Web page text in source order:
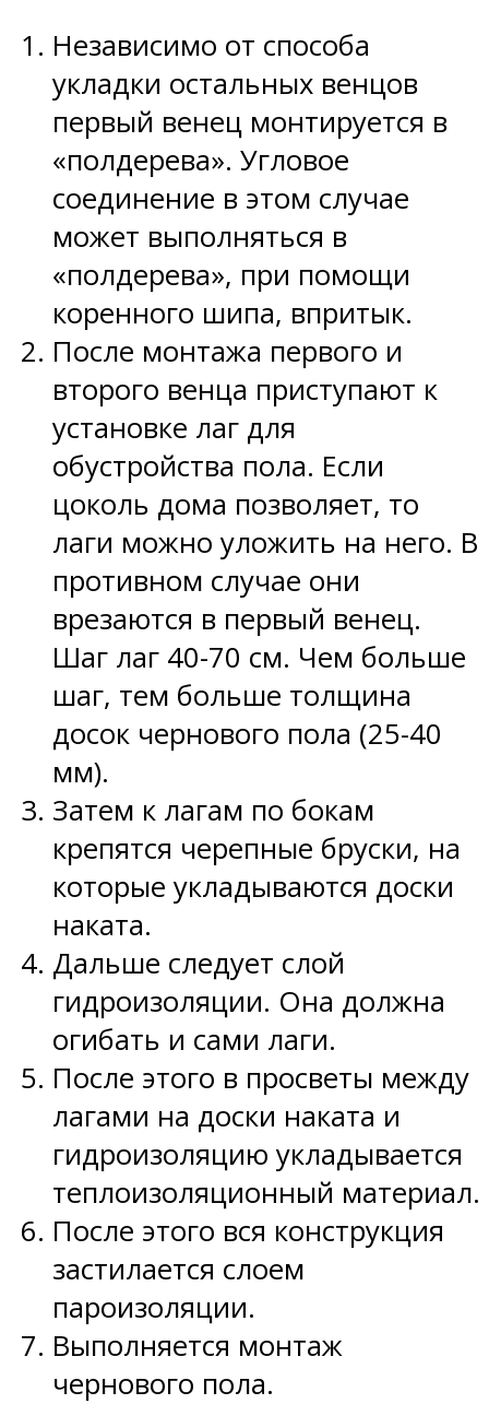
Независимо от способа
укладки остальных венцов
первый венец монтируется в
«полдерева». Угловое
соединение в этом случае
может выполняться в
«полдерева», при помощи
коренного шипа, впритык.
После монтажа первого и
второго венца приступают к
установке лаг для
обустройства пола. Если
цоколь дома позволяет, то
лаги можно уложить на него. В
противном случае они
врезаются в первый венец.
Шаг лаг 40-70 см. Чем больше
шаг, тем больше толщина
досок чернового пола (25-40
мм).
Затем к лагам по бокам
крепятся черепные бруски, на
которые укладываются доски
наката.
Дальше следует слой
гидроизоляции. Она должна
огибать и сами лаги.
После этого в просветы между
лагами на доски наката и
гидроизоляцию укладывается
теплоизоляционный материал.
После этого вся конструкция
застилается слоем
пароизоляции.
Выполняется монтаж
чернового пола.